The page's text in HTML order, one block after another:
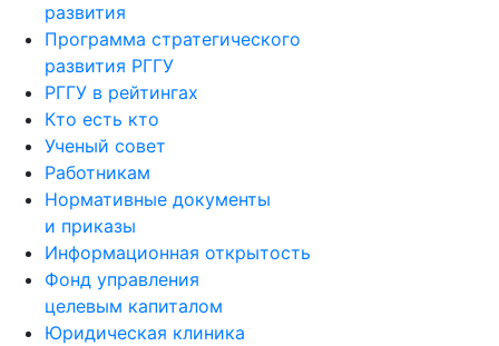
развития
Программа стратегического
развития РГГУ
РГГУ в рейтингах
Кто есть кто
Ученый совет
Работникам
Нормативные документы
и приказы
Информационная открытость
Фонд управления
целевым капиталом
Юридическая клиника